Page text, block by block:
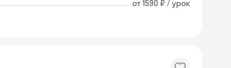
от 1590 ₽ / урок